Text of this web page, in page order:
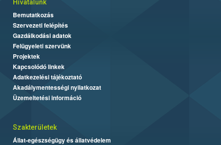
Hivatalunk
Bemutatkozás
Szervezeti felépítés
Gazdálkodási adatok
Felügyeleti szervünk
Projektek
Kapcsolódó linkek
Adatkezelési tájékoztató
Akadálymentességi nyilatkozat
Üzemeltetési információ
Szakterületek
Állat-egészségügy és állatvédelem